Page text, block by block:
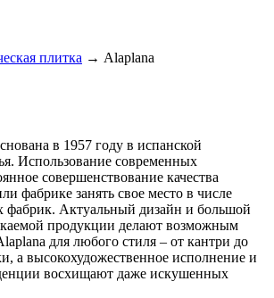
плитка → Alaplana
в 1957 году в испанской
Использование современных
совершенствование качества
фабрике занять свое место в числе
фабрик. Актуальный дизайн и большой
продукции делают возможным
для любого стиля – от кантри до
а высокохудожественное исполнение и
восхищают даже искушенных